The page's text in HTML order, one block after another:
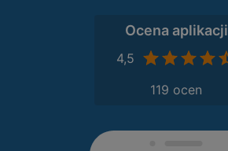
Ocena aplikacji
4,5
119 ocen